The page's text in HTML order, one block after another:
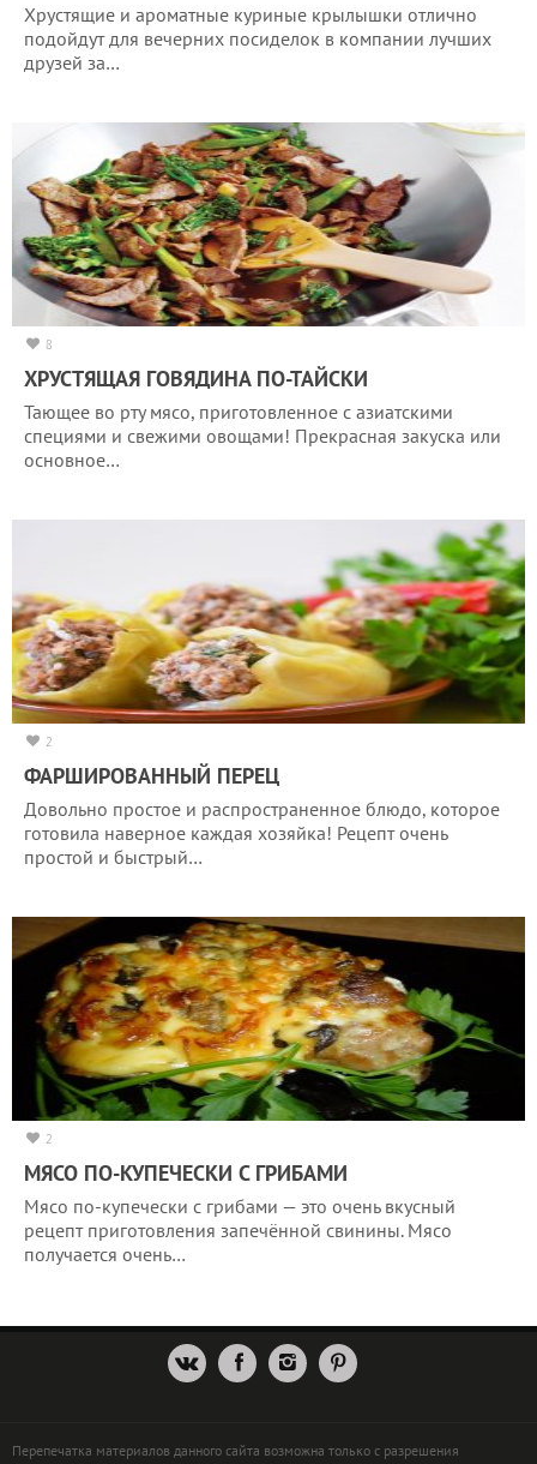
Хрустящие и ароматные куриные крылышки отлично
подойдут для вечерних посиделок в компании лучших
друзей за…
8
ХРУСТЯЩАЯ ГОВЯДИНА ПО-ТАЙСКИ
Тающее во рту мясо, приготовленное с азиатскими
специями и свежими овощами! Прекрасная закуска или
основное…
2
ФАРШИРОВАННЫЙ ПЕРЕЦ
Довольно простое и распространенное блюдо, которое
готовила наверное каждая хозяйка! Рецепт очень
простой и быстрый…
2
МЯСО ПО-КУПЕЧЕСКИ С ГРИБАМИ
Мясо по-купечески с грибами — это очень вкусный
рецепт приготовления запечённой свинины. Мясо
получается очень…
Перепечатка материалов данного сайта возможна только с разрешения